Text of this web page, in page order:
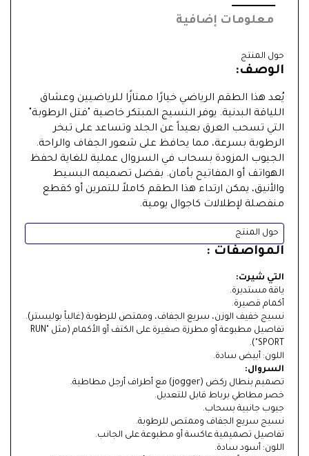
معلومات إضافية
حول المنتج
الوصف:
يُعد هذا الطقم الرياضي خيارًا ممتازًا للرياضيين وعشاق
اللياقة البدنية. يوفر النسيج المبتكر خاصية "فتل الرطوبة"
التي تسحب العرق بعيداً عن الجلد وتساعد على تبخر
الرطوبة بسرعة، مما يحافظ على شعور الجفاف والراحة.
الجيوب المزودة بسحاب في السروال عملية للغاية لحفظ
الهواتف أو المفاتيح بأمان. بفضل تصميمه البسيط
والأنيق، يمكن ارتداء هذا الطقم كاملاً للتمرين أو كقطع
منفصلة لإطلالات كاجوال يومية.
حول المنتج
المواصفات :
التي شيرت:
ياقة مستديرة.
أكمام قصيرة.
نسيج خفيف الوزن، سريع الجفاف، وممتص للرطوبة (غالباً بوليستر).
تفاصيل مطبوعة أو مطرزة صغيرة على الكتف أو الأكمام (مثل "RUN
SPORT").
اللون: أبيض سادة.
السروال:
تصميم بنطال ركض (jogger) مع أطراف أرجل مطاطية.
خصر مطاطي برباط قابل للتعديل.
جيوب جانبية بسحاب.
نسيج سريع الجفاف وممتص للرطوبة.
تفاصيل تصميمية عاكسة أو مطبوعة على الجانب.
اللون: أسود سادة.